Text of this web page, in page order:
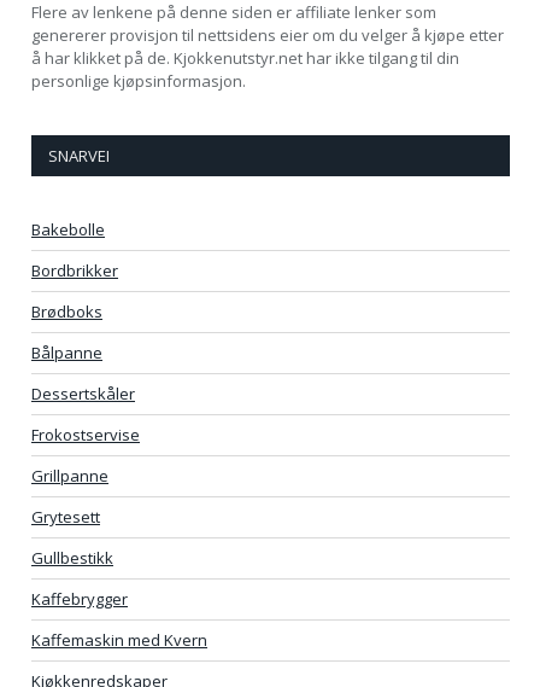
Flere av lenkene på denne siden er affiliate lenker som
genererer provisjon til nettsidens eier om du velger å kjøpe etter
å har klikket på de. Kjokkenutstyr.net har ikke tilgang til din
personlige kjøpsinformasjon.
SNARVEI
Bakebolle
Bordbrikker
Brødboks
Bålpanne
Dessertskåler
Frokostservise
Grillpanne
Grytesett
Gullbestikk
Kaffebrygger
Kaffemaskin med Kvern
Kjøkkenredskaper